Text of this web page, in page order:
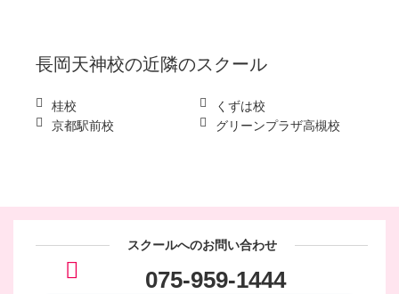
長岡天神校の近隣のスクール
桂校
くずは校
京都駅前校
グリーンプラザ高槻校
スクールへのお問い合わせ
075-959-1444